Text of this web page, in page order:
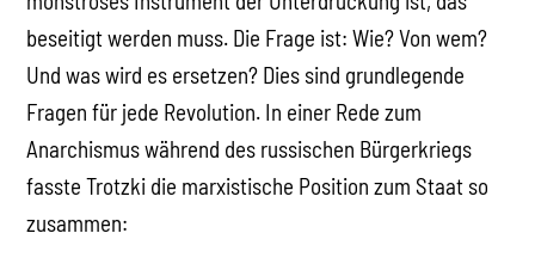
beseitigt werden muss. Die Frage ist: Wie? Von wem?
Und was wird es ersetzen? Dies sind grundlegende
Fragen für jede Revolution. In einer Rede zum
Anarchismus während des russischen Bürgerkriegs
fasste Trotzki die marxistische Position zum Staat so
zusammen: